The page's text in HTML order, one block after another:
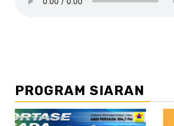
PROGRAM SIARAN